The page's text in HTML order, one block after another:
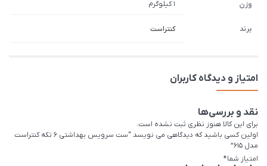
وزن 1 کیلوگرم
برند کنتراست
امتیاز و دیدگاه کاربران
نقد و بررسی‌ها
برای این کالا هنوز نظری ثبت نشده است.
اولین کسی باشید که دیدگاهی می نویسد “ست سرویس بهداشتی 6 تکه کنتراست
مدل 615”
امتیاز شما*